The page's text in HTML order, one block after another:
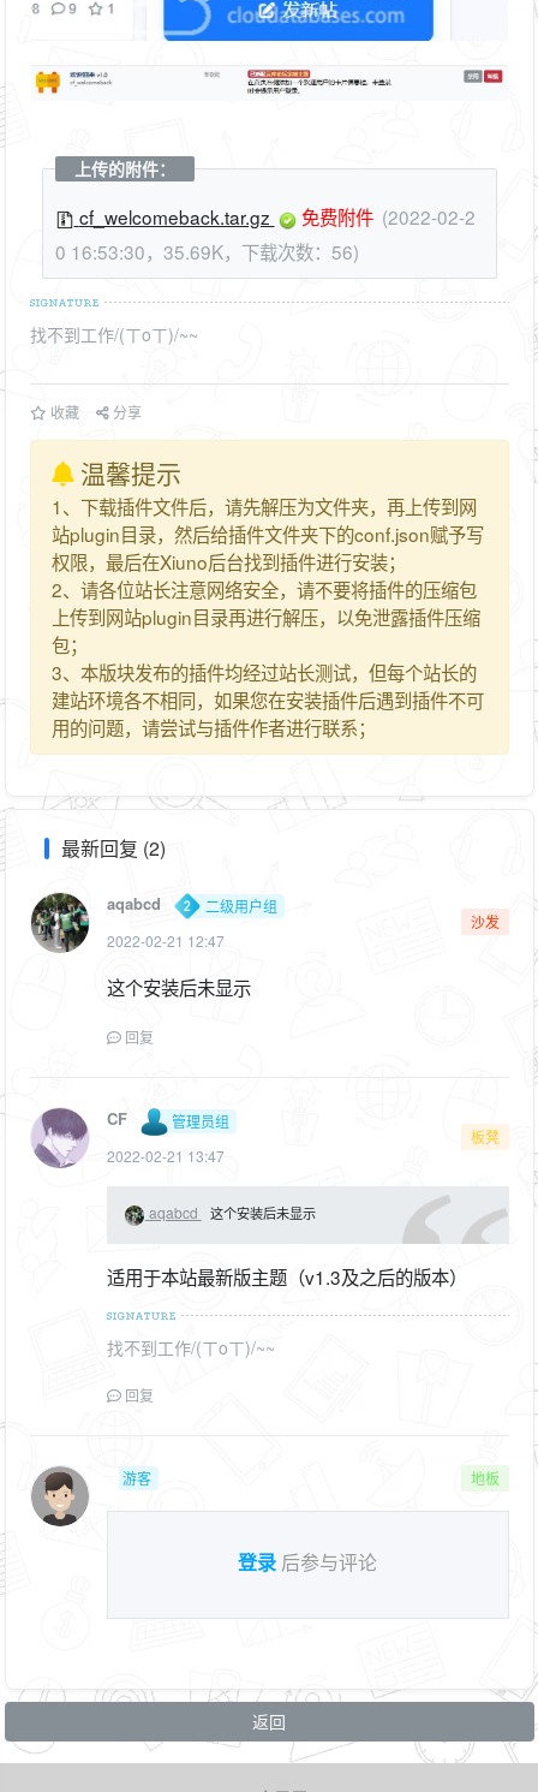
上传的附件：
cf_welcomeback.tar.gz 免费附件 (2022-02-2
0 16:53:30，35.69K，下载次数：56)
找不到工作/(ㄒoㄒ)/~~
收藏 分享
温馨提示
1、下载插件文件后，请先解压为文件夹，再上传到网
站plugin目录，然后给插件文件夹下的conf.json赋予写
权限，最后在Xiuno后台找到插件进行安装；
2、请各位站长注意网络安全，请不要将插件的压缩包
上传到网站plugin目录再进行解压，以免泄露插件压缩
包；
3、本版块发布的插件均经过站长测试，但每个站长的
建站环境各不相同，如果您在安装插件后遇到插件不可
用的问题，请尝试与插件作者进行联系；
最新回复 (2)
aqabcd
二级用户组
2022-02-21 12:47
沙发
这个安装后未显示
回复
CF
管理员组
2022-02-21 13:47
板凳
aqabcd 这个安装后未显示
适用于本站最新版主题（v1.3及之后的版本）
找不到工作/(ㄒoㄒ)/~~
回复
游客 地板
登录 后参与评论
返回